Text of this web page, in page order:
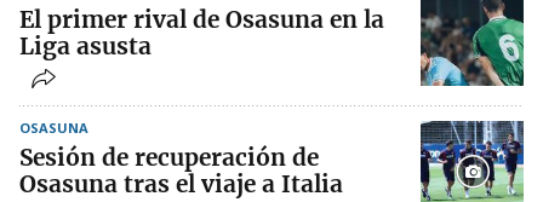
El primer rival de Osasuna en la
Liga asusta
OSASUNA
Sesión de recuperación de
Osasuna tras el viaje a Italia